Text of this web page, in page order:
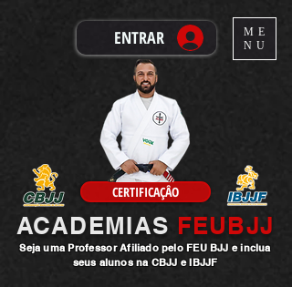
ENTRAR
CERTIFICAÇÂO
ACADEMIAS FEUBJJ
Seja uma ProfessorAfiliado pelo FEU BJJ e inclua
seus alunos na CBJJ e IBJJF
ME
NU